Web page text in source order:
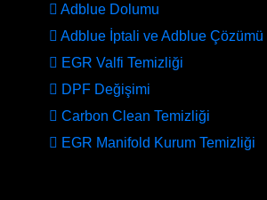
Adblue Dolumu
Adblue İptali ve Adblue Çözümü
EGR Valfi Temizliği
DPF Değişimi
Carbon Clean Temizliği
EGR Manifold Kurum Temizliği